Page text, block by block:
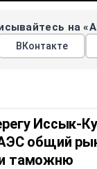
на
ВКонтакте
Иссык-
общий
таможню